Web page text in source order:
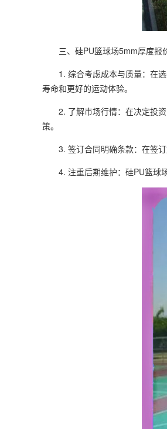
三、硅PU篮球场5mm厚度报
1. 综合考虑成本与质量：在选
寿命和更好的运动体验。
2. 了解市场行情：在决定投资
策。
3. 签订合同明确条款：在签订
4. 注重后期维护：硅PU篮球场